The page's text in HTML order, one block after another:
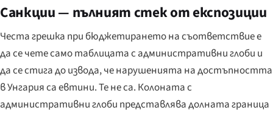
Санкции — пълният стек от експозиции
Честа грешка при бюджетирането на съответствие е
да се чете само таблицата с административни глоби и
да се стига до извода, че нарушенията на достъпността
в Унгария са евтини. Те не са. Колоната с
административни глоби представлява долната граница